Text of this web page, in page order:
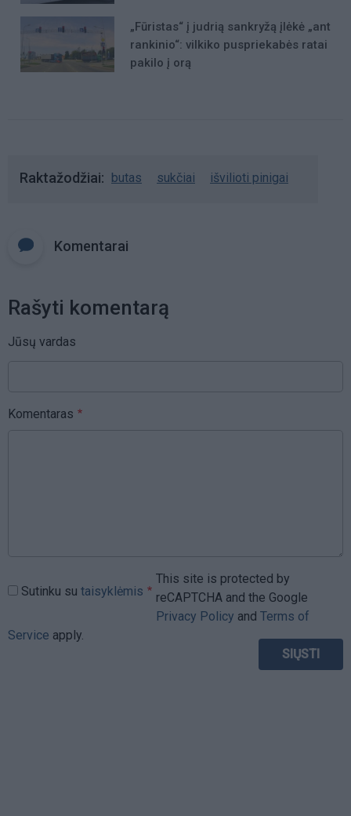
„Fūristas“ į judrią sankryžą įlėkė „ant
rankinio“: vilkiko puspriekabės ratai
pakilo į orą
Raktažodžiai butas sukčiai išvilioti pinigai
Komentarai
Rašyti komentarą
Jūsų vardas
Komentaras
Sutinku su taisyklėmis
This site is protected by
reCAPTCHA and the Google
Privacy Policy and Terms of
Service apply.